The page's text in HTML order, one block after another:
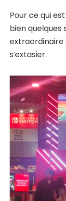
Pour ce qui
bien quelques
extraordinaire
s’extasier.